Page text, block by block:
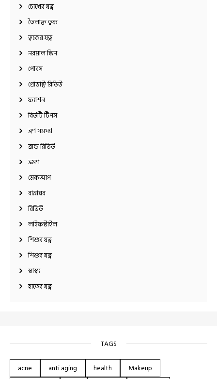
চোখের যত্ন
তৈলাক্ত ত্বক
ত্বকের যত্ন
নরমাল স্কিন
পোরস
প্রোডাক্ট রিভিউ
ফ্যাশন
বিউটি টিপস
ব্রণ সমস্যা
ব্রান্ড রিভিউ
ভ্রমণ
মেকআপ
রান্নাঘর
রিভিউ
লাইফস্টাইল
শিশুর যত্ন
শিশুর যত্ন
স্বাস্থ্য
হাতের যত্ন
TAGS
acne anti aging health Makeup